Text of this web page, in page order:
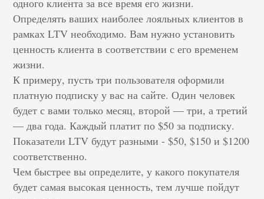
одного клиента за все время его жизни.
Определять ваших наиболее лояльных клиентов в
рамках LTV необходимо. Вам нужно установить
ценность клиента в соответствии с его временем
жизни.
К примеру, пусть три пользователя оформили
платную подписку у вас на сайте. Один человек
будет с вами только месяц, второй — три, а третий
— два года. Каждый платит по $50 за подписку.
Показатели LTV будут разными - $50, $150 и $1200
соответственно.
Чем быстрее вы определите, у какого покупателя
будет самая высокая ценность, тем лучше пойдут